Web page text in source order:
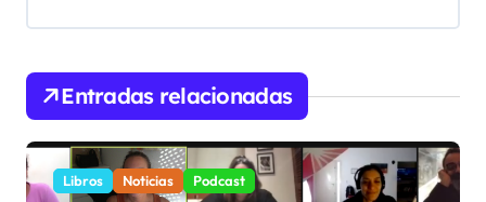
n
d
e
e
Entradas relacionadas
Libros Noticias Podcast